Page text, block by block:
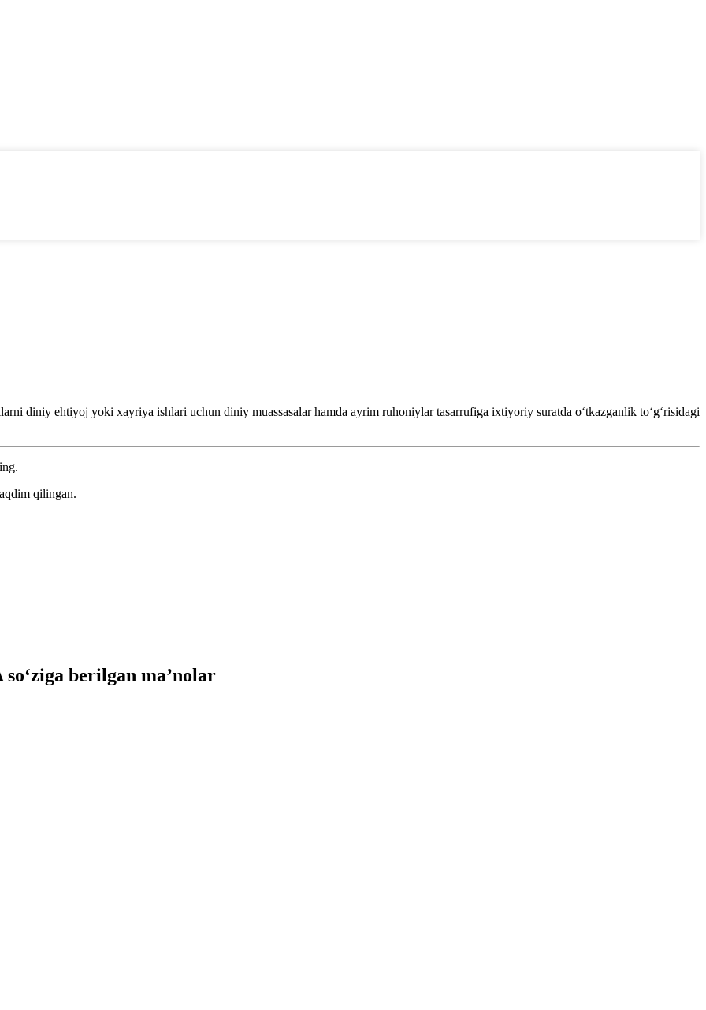
diniy ehtiyoj yoki xayriya ishlari uchun diniy muassasalar hamda ayrim ruhoniylar tasarrufiga ixtiyoriy suratda oʻtkazganlik toʻgʻrisidagi
qilingan.
berilgan ma’nolar